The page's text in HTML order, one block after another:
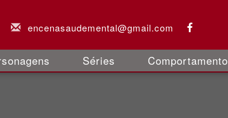
encenasaudemental@gmail.com
Séries Comportamento